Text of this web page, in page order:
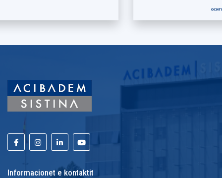
Informacionet e kontaktit